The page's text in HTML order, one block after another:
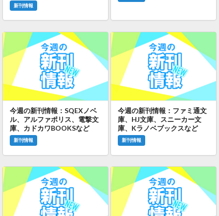
新刊情報
今週の新刊情報：SQEXノベ
ル、アルファポリス、電撃文
庫、カドカワBOOKSなど
新刊情報
今週の新刊情報：ファミ通文
庫、HJ文庫、スニーカー文
庫、Kラノベブックスなど
新刊情報